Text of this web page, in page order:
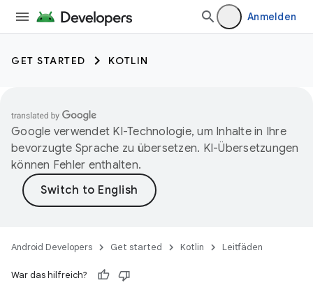
Anmelden
GET STARTED KOTLIN
Google verwendet KI-Technologie, um Inhalte in Ihre
bevorzugte Sprache zu übersetzen. KI-Übersetzungen
können Fehler enthalten.
Android Developers Get started Kotlin Leitfäden
War das hilfreich?